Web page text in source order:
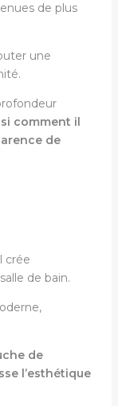
de plus
une
comment il
de
crée
de bain.
de
l’esthétique